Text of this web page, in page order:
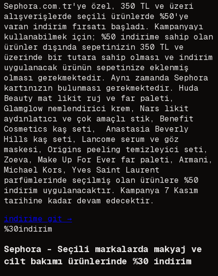
Sephora.com.tr'ye özel, 350 TL ve üzeri
alışverişlerde seçili ürünlerde %50'ye
varan indirim fırsatı başladı. Kampanyayı
kullanabilmek için; %50 indirime sahip olan
ürünler dışında sepetinizin 350 TL ve
üzerinde bir tutara sahip olması ve indirim
uygulanacak ürünün sepetinize eklenmiş
olması gerekmektedir. Aynı zamanda Sephora
kartınızın bulunması gerekmektedir. Huda
Beauty mat likit ruj ve far paleti,
Glamglow nemlendirici krem, Nars likit
aydınlatıcı ve çok amaçlı stik, Benefit
Cosmetics kaş seti, Anastasia Beverly
Hills kaş seti, Lancome serum ve göz
maskesi, Origins peeling temizleyici seti,
Zoeva, Make Up For Ever far paleti, Armani,
Michael Kors, Yves Saint Laurent
parfümlerinde seçilmiş olan ürünlere %50
indirim uygulanacaktır. Kampanya 7 Kasım
tarihine kadar devam edecektir.
indirime git →
%30indirim
Sephora - Seçili markalarda makyaj ve
cilt bakımı ürünlerinde %30 indirim